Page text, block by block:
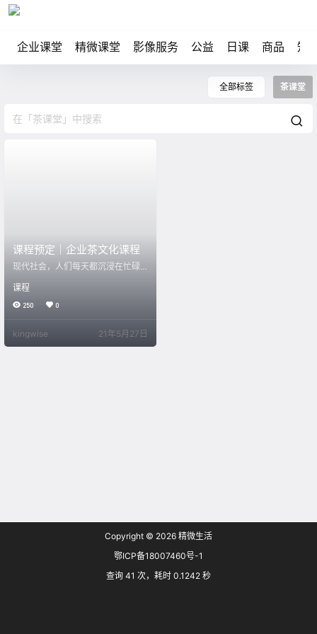
企业课堂 精微课堂 影像服务 公益 日课 商品 知
全部标签 茶课堂
课程预定｜企业茶文化课程
现代社会，人们每天都沉浸在忙碌
了，但是精神却无法得到及时满
足。 为此，我们特为企业定制课程
活中帮助员工调整心态，恰当地释
放压力，内外兼修，遇见更好的自
课程
250 0
kingwise 21年5月27日
Copyright © 2026 精微生活
鄂ICP备18007460号-1
查询 41 次，耗时 0.1242 秒